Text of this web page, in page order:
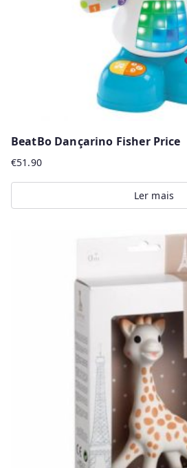
BeatBo Dançarino Fisher Price
€51.90
Ler mais